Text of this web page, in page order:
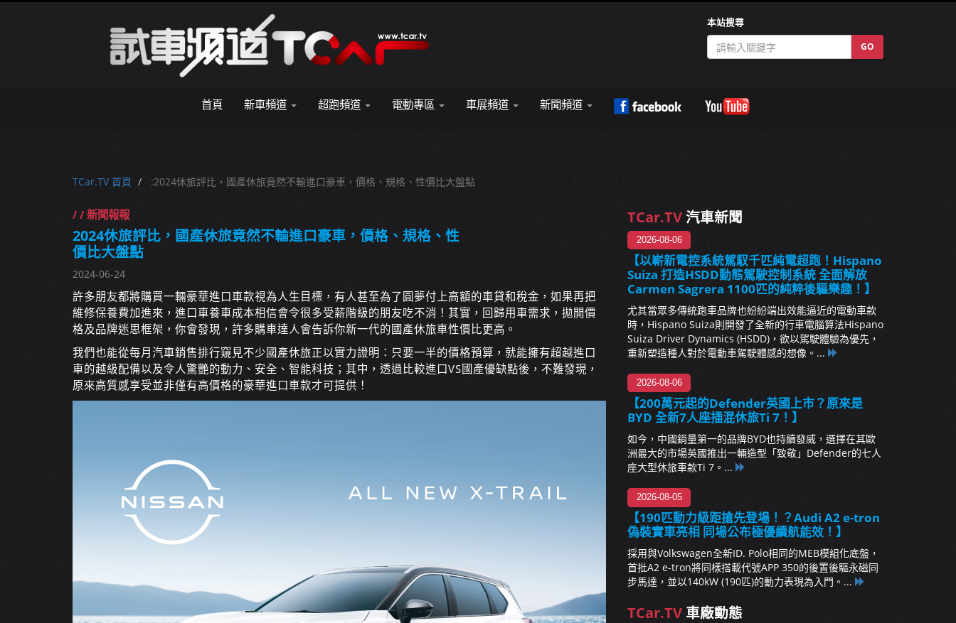
本站搜尋
GO
首頁 新車頻道 超跑頻道 電動專區 車展頻道 新聞頻道
TCar.TV 首頁 :2024休旅評比，國產休旅竟然不輸進口豪車，價格、規格、性價比大盤點
/ / 新聞報報
2024休旅評比，國產休旅竟然不輸進口豪車，價格、規格、性
價比大盤點
2024-06-24
許多朋友都將購買一輛豪華進口車款視為人生目標，有人甚至為了圓夢付上高額的車貸和稅金，如果再把
維修保養費加進來，進口車養車成本相信會令很多受薪階級的朋友吃不消！其實，回歸用車需求，拋開價
格及品牌迷思框架，你會發現，許多購車達人會告訴你新一代的國產休旅車性價比更高。
我們也能從每月汽車銷售排行窺見不少國產休旅正以實力證明：只要一半的價格預算，就能擁有超越進口
車的越級配備以及令人驚艷的動力、安全、智能科技；其中，透過比較進口VS國產優缺點後，不難發現，
原來高質感享受並非僅有高價格的豪華進口車款才可提供！
TCar.TV汽車新聞
2026-08-06
【以嶄新電控系統駕馭千匹純電超跑！Hispano
Suiza 打造HSDD動態駕駛控制系統 全面解放
Carmen Sagrera 1100匹的純粹後驅樂趣！】
尤其當眾多傳統跑車品牌也紛紛端出效能逼近的電動車款
時，Hispano Suiza則開發了全新的行車電腦算法Hispano
Suiza Driver Dynamics (HSDD)，欲以駕駛體驗為優先，
重新塑造種人對於電動車駕駛體感的想像。...
2026-08-06
【200萬元起的Defender英國上市？原來是
BYD 全新7人座插混休旅Ti 7！】
如今，中國銷量第一的品牌BYD也持續發威，選擇在其歐
洲最大的市場英國推出一輛造型「致敬」Defender的七人
座大型休旅車款Ti 7。...
2026-08-05
【190匹動力級距搶先登場！？Audi A2 e-tron
偽裝實車亮相 同場公布極優續航能效！】
採用與Volkswagen全新ID. Polo相同的MEB模組化底盤，
首批A2 e-tron將同樣搭載代號APP 350的後置後驅永磁同
步馬達，並以140kW (190匹)的動力表現為入門。...
TCar.TV 車廠動態